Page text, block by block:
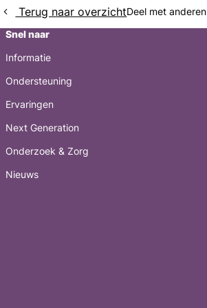
Deel met anderen
Terug naar overzicht
Snel naar
Informatie
Ondersteuning
Ervaringen
Next Generation
Onderzoek & Zorg
Nieuws